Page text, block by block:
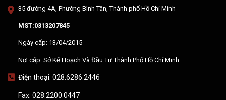
35 đường 4A, Phường Bình Tân, Thành phố Hồ Chí Minh
MST:0313207845
Ngày cấp: 13/04/2015
Nơi cấp: Sở Kế Hoạch Và Đầu Tư Thành Phố Hồ Chí Minh
Điện thoại: 028.6286.2446
Fax: 028.2200.0447